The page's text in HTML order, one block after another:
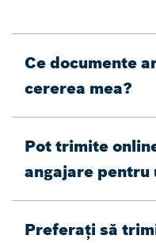
Ce documente
cererea mea?
Pot trimite
angajare pentru
Preferați să